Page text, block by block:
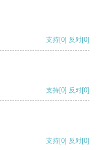
支持[0] 反对[0]
支持[0] 反对[0]
支持[0] 反对[0]